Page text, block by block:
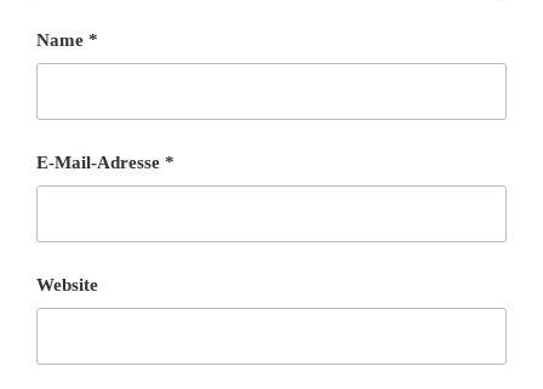
Name *
E-Mail-Adresse *
Website